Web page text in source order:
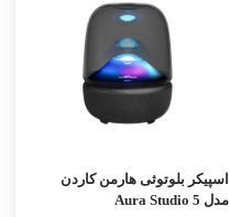
اسپیکر بلوتوثی هارمن کاردن
مدل Aura Studio 5